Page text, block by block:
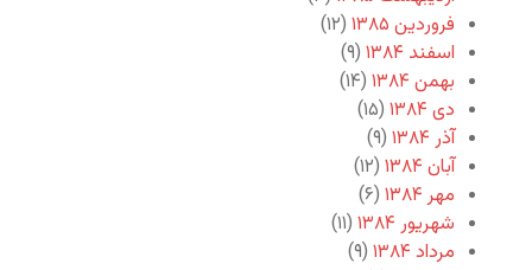
فروردین ۱۳۸۵
(۱۲)
اسفند ۱۳۸۴
(۹)
بهمن ۱۳۸۴
(۱۴)
دی ۱۳۸۴
(۱۵)
آذر ۱۳۸۴
(۹)
آبان ۱۳۸۴
(۱۲)
مهر ۱۳۸۴
(۶)
شهریور ۱۳۸۴
(۱۱)
مرداد ۱۳۸۴
(۹)